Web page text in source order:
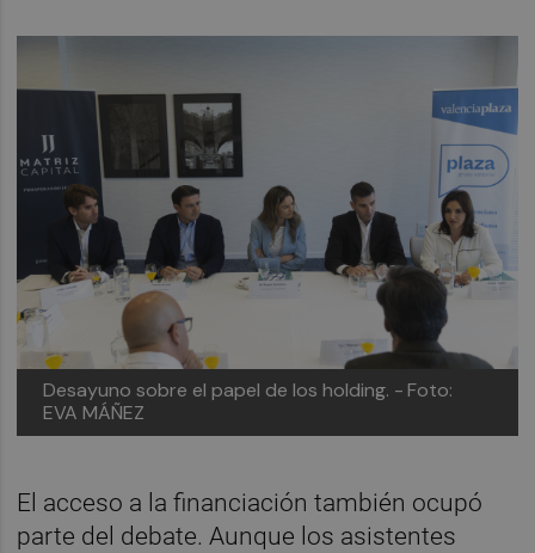
Desayuno sobre el papel de los holding. - Foto:
EVA MÁÑEZ
El acceso a la financiación también ocupó
parte del debate. Aunque los asistentes